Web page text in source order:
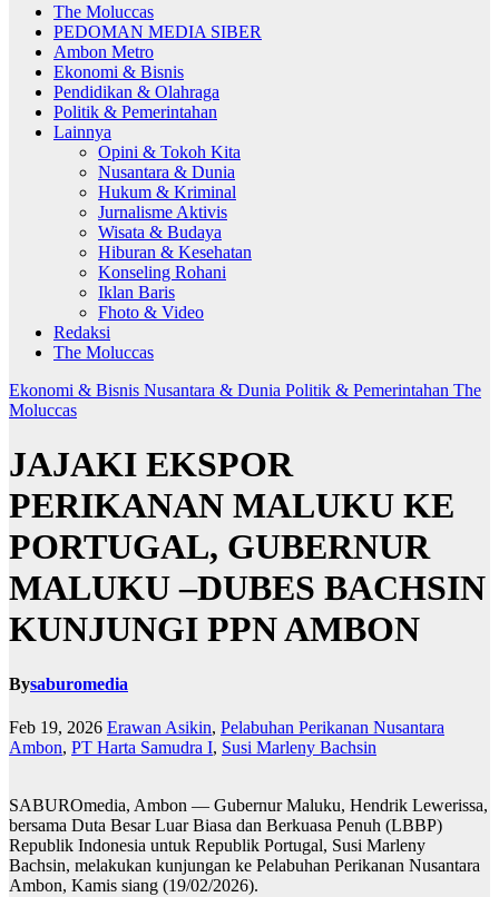
The Moluccas
PEDOMAN MEDIA SIBER
Ambon Metro
Ekonomi & Bisnis
Pendidikan & Olahraga
Politik & Pemerintahan
Lainnya
Opini & Tokoh Kita
Nusantara & Dunia
Hukum & Kriminal
Jurnalisme Aktivis
Wisata & Budaya
Hiburan & Kesehatan
Konseling Rohani
Iklan Baris
Fhoto & Video
Redaksi
The Moluccas
Ekonomi & Bisnis Nusantara & Dunia Politik & Pemerintahan The
Moluccas
JAJAKI EKSPOR
PERIKANAN MALUKU KE
PORTUGAL, GUBERNUR
MALUKU –DUBES BACHSIN
KUNJUNGI PPN AMBON
Bysaburomedia
Feb 19, 2026 Erawan Asikin, Pelabuhan Perikanan Nusantara
Ambon, PT Harta Samudra I, Susi Marleny Bachsin
SABUROmedia, Ambon — Gubernur Maluku, Hendrik Lewerissa,
bersama Duta Besar Luar Biasa dan Berkuasa Penuh (LBBP)
Republik Indonesia untuk Republik Portugal, Susi Marleny
Bachsin, melakukan kunjungan ke Pelabuhan Perikanan Nusantara
Ambon, Kamis siang (19/02/2026).